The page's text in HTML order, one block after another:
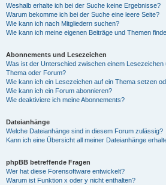
Weshalb erhalte ich bei der Suche keine Ergebnisse?
Warum bekomme ich bei der Suche eine leere Seite?
Wie kann ich nach Mitgliedern suchen?
Wie kann ich meine eigenen Beiträge und Themen
Abonnements und Lesezeichen
Was ist der Unterschied zwischen einem Lesezeichen
Thema oder Forum?
Wie kann ich ein Lesezeichen auf ein Thema setzen
Wie kann ich ein Forum abonnieren?
Wie deaktiviere ich meine Abonnements?
Dateianhänge
Welche Dateianhänge sind in diesem Forum zulässig?
Kann ich eine Übersicht all meiner Dateianhänge
phpBB betreffende Fragen
Wer hat diese Forensoftware entwickelt?
Warum ist Funktion x oder y nicht enthalten?